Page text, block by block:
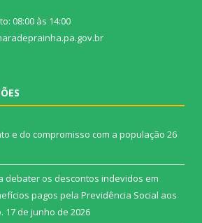
08:00 às 14:00
e do compromisso com a população 26
debater os descontos indevidos em
pagos pela Previdência Social aos
17 de junho de 2026